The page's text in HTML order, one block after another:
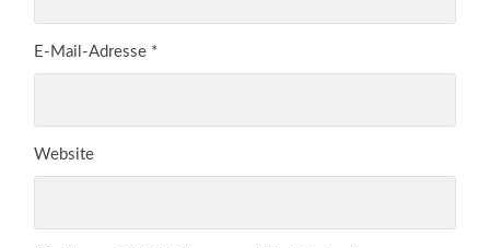
E-Mail-Adresse *
Website